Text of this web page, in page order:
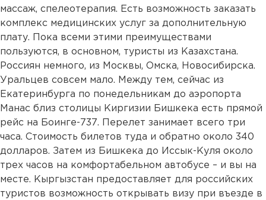
массаж, спелеотерапия. Есть возможность заказать
комплекс медицинских услуг за дополнительную
плату. Пока всеми этими преимуществами
пользуются, в основном, туристы из Казахстана.
Россиян немного, из Москвы, Омска, Новосибирска.
Уральцев совсем мало. Между тем, сейчас из
Екатеринбурга по понедельникам до аэропорта
Манас близ столицы Киргизии Бишкека есть прямой
рейс на Боинге-737. Перелет занимает всего три
часа. Стоимость билетов туда и обратно около 340
долларов. Затем из Бишкека до Иссык-Куля около
трех часов на комфортабельном автобусе – и вы на
месте. Кыргызстан предоставляет для российских
туристов возможность открывать визу при въезде в